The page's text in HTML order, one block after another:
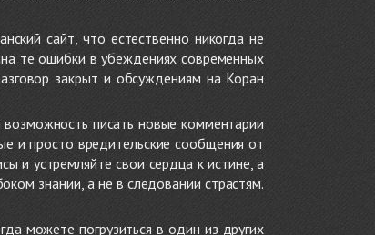
сайт, что естественно никогда не
те ошибки в убеждениях современных
закрыт и обсуждениям на Коран
писать новые комментарии
и просто вредительские сообщения от
и устремляйте свои сердца к истине, а
знании, а не в следовании страстям.
можете погрузиться в один из других